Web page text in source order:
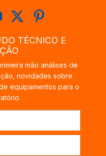
TÉCNICO E
mão análises de
novidades sobre
equipamentos para o